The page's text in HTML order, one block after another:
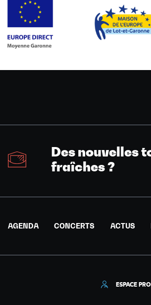
Des nouvelles
fraîches ?
AGENDA CONCERTS ACTUS
ESPACE PRO